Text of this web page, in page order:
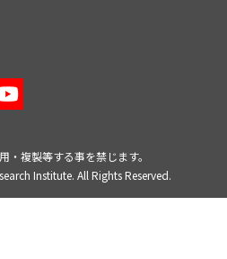
・複製等する事を禁じます。
Institute. All Rights Reserved.